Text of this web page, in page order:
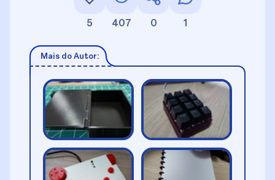
5 407 0 1
Mais do Autor: